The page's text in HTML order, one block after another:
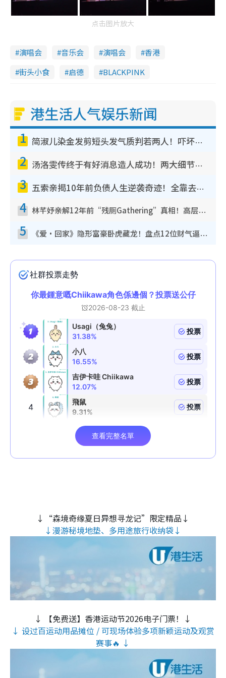
点击图片放大
演唱会 音乐会 演唱会
香港
街头小食
启德 BLACKPINK
港生活人气娱乐新闻
1 简淑儿染金发剪短头发气质判若两人！吓坏老公麦大力都认不出：“你做什么？”
2 汤洛雯传终于有好消息造人成功！两大细节曝孕味极浓引猜测：大肚婆先会咁！
3 五索亲揭10年前负债人生逆袭奇迹！全靠去一地方转运后即遇上马先生
4 林芊妤亲解12年前“残厕Gathering”真相！高层解约一句话重创尊严，至今拒返TVB
5 《爱·回家》隐形富豪卧虎藏龙！盘点12位财气逼人的有钱艺人：这位美女3亿身家不愁做
↓“森境奇缘夏日异想寻龙记”限定精品↓
↓漫游秘境地垫、多用途旅行收纳袋↓
↓ 【免费送】香港运动节2026电子门票！↓
↓ 设过百运动用品摊位 / 可现场体验多项新颖运动及观赏
赛事🔥 ↓